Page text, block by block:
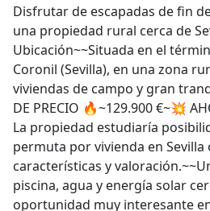
Disfrutar de escapadas de fin
una propiedad rural cerca de
Ubicación~~Situada en el
Coronil (Sevilla), en una zona
viviendas de campo y gran
DE PRECIO 🔥~129.900 €~💥
La propiedad estudiaría
permuta por vivienda en
características y
piscina, agua y energía solar
oportunidad muy interesante